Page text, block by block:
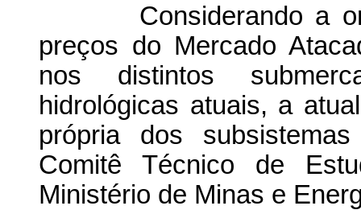
Considerando a
preços do Mercado
nos distintos
hidrológicas atuais, a
própria dos
Comitê Técnico de
Ministério de Minas e